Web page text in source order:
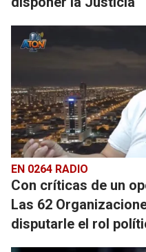
EN 0264 RADIO
Con críticas de un
Las 62
disputarle el rol